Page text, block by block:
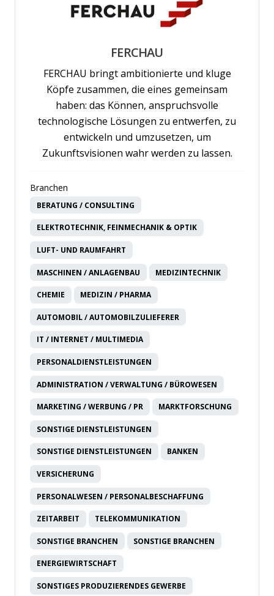
FERCHAU
FERCHAU bringt ambitionierte und kluge
Köpfe zusammen, die eines gemeinsam
haben: das Können, anspruchsvolle
technologische Lösungen zu entwerfen, zu
entwickeln und umzusetzen, um
Zukunftsvisionen wahr werden zu lassen.
Branchen
BERATUNG / CONSULTING
ELEKTROTECHNIK, FEINMECHANIK & OPTIK
LUFT- UND RAUMFAHRT
MASCHINEN / ANLAGENBAU MEDIZINTECHNIK
CHEMIE MEDIZIN / PHARMA
AUTOMOBIL / AUTOMOBILZULIEFERER
IT / INTERNET / MULTIMEDIA
PERSONALDIENSTLEISTUNGEN
ADMINISTRATION / VERWALTUNG / BÜROWESEN
MARKETING / WERBUNG / PR MARKTFORSCHUNG
SONSTIGE DIENSTLEISTUNGEN
SONSTIGE DIENSTLEISTUNGEN BANKEN
VERSICHERUNG
PERSONALWESEN / PERSONALBESCHAFFUNG
ZEITARBEIT TELEKOMMUNIKATION
SONSTIGE BRANCHEN SONSTIGE BRANCHEN
ENERGIEWIRTSCHAFT
SONSTIGES PRODUZIERENDES GEWERBE